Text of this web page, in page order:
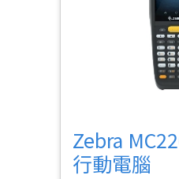
Zebra
行動電腦